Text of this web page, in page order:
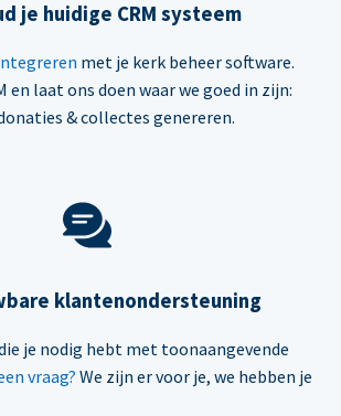
je huidige CRM systeem
met je kerk beheer software.
en laat ons doen waar we goed in zijn:
& collectes genereren.
klantenondersteuning
je nodig hebt met toonaangevende
vraag? We zijn er voor je, we hebben je